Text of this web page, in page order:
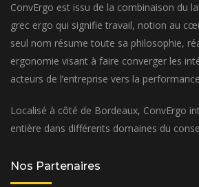
ConvErgo est issu de la combinaison du
grec ergo qui signifie travail, notion au
seul nom résume toute sa philosophie,
ergonomie visant à faire converger les
acteurs de l’entreprise vers la
Localisé à côté de Bordeaux, ConvErgo
entière dans différents domaines du
Nos Partenaires